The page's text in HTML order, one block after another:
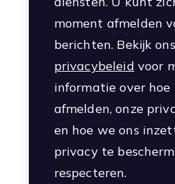
moment afmelden
berichten. Bekijk ons
privacybeleid voor
informatie over
afmelden, onze
en hoe we ons
privacy te
respecteren.